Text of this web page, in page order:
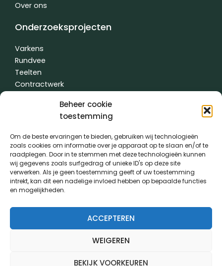
Beheer cookie
toestemming
Om de beste ervaringen te bieden, gebruiken wij technologieën
zoals cookies om informatie over je apparaat op te slaan en/of te
raadplegen. Door in te stemmen met deze technologieën kunnen
wij gegevens zoals surfgedrag of unieke ID's op deze site
verwerken. Als je geen toestemming geeft of uw toestemming
intrekt, kan dit een nadelige invloed hebben op bepaalde functies
en mogelijkheden.
ACCEPTEREN
WEIGEREN
BEKIJK VOORKEUREN
Over ons
Onderzoeksprojecten
Varkens
Rundvee
Teelten
Contractwerk
Algemene voorwaarden|Privacybeleid| gemaakt met
door
creativitijd
PVL kwam tot stand dankzij de medewerking van: